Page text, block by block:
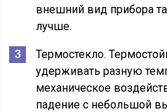
внешний вид прибора
лучше.
Термостекло.
удерживать разную
механическое
падение с небольшой